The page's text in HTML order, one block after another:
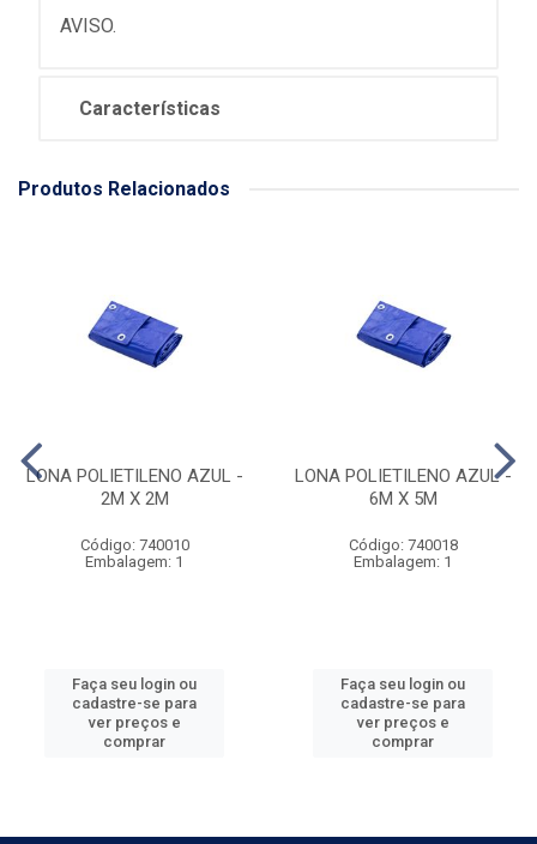
AVISO.
Características
Produtos Relacionados
LONA POLIETILENO AZUL -
2M X 2M
Código: 740010
Embalagem: 1
Faça seu login ou
cadastre-se para
ver preços e
comprar
LONA POLIETILENO AZUL -
6M X 5M
Código: 740018
Embalagem: 1
Faça seu login ou
cadastre-se para
ver preços e
comprar